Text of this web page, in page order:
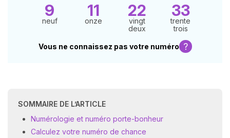
9
neuf
11
onze
22
vingt
deux
33
trente
trois
Vous ne connaissez pas votre numéro ?
SOMMAIRE DE L’ARTICLE
Numérologie et numéro porte-bonheur
Calculez votre numéro de chance